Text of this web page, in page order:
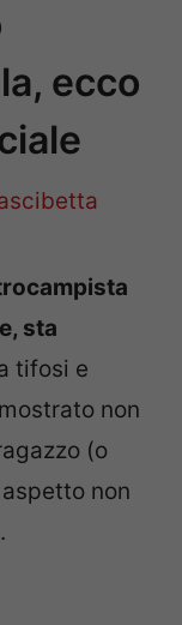
ecco
sta
tifosi e
non
(o
non